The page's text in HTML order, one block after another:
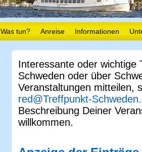
Was tun? Anreise Informationen
Interessante oder wichtige
Schweden oder über
Veranstaltungen mitteilen,
red@Treffpunkt-
Beschreibung Deiner
willkommen.